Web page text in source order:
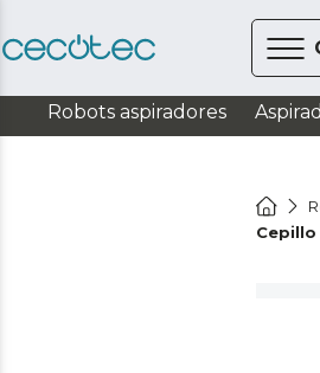
Robots aspiradores